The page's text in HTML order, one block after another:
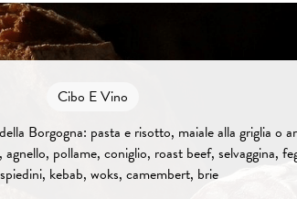
Cibo E Vino
Borgogna: pasta e risotto, maiale alla griglia o
pollame, coniglio, roast beef, selvaggina,
kebab, woks, camembert, brie